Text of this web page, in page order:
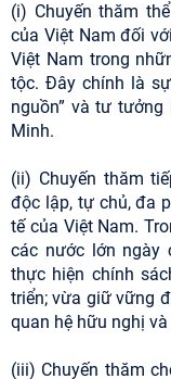
(i) Chuyến thăm
của Việt Nam đối
Việt Nam trong
tộc. Đây chính là
nguồn” và tư
Minh.
(ii) Chuyến thăm
độc lập, tự chủ, đa
tế của Việt Nam.
các nước lớn ngày
thực hiện chính
triển; vừa giữ vững
quan hệ hữu nghị
(iii) Chuyến thăm